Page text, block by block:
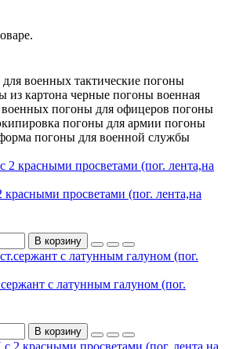
военных тактические погоны
из картона черные погоны военная
военных погоны для офицеров погоны
погоны для армии погоны
погоны для военной службы
просветами (пог. лента,на
В корзину
с латунным галуном (пог.
В корзину